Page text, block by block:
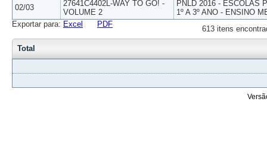
02/03
27641C4402L-WAY TO GO! -
VOLUME 2
PNLD 2016 - ESCOLAS
1º A 3º ANO - ENSINO
613 itens
Exportar para: Excel PDF
Total